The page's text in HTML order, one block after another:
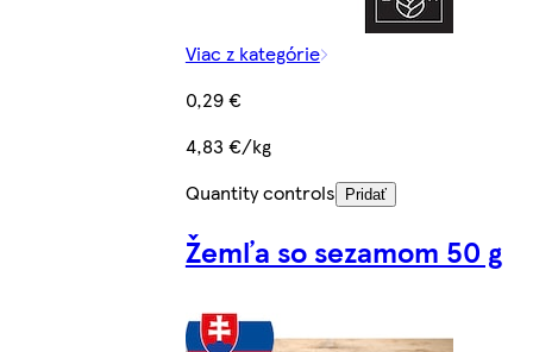
Viac z kategórie
0,29 €
4,83 €/kg
Quantity controls
Pridať
Žemľa so sezamom 50 g